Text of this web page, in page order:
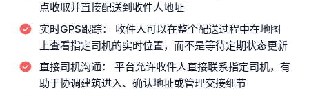
点收取并直接配送到收件人地址
实时GPS跟踪：
收件人可以在整个配送过程中在地图
上查看指定司机的实时位置，而不是等待定期状态更新
直接司机沟通：
平台允许收件人直接联系指定司机，有
助于协调建筑进入、确认地址或管理交接细节